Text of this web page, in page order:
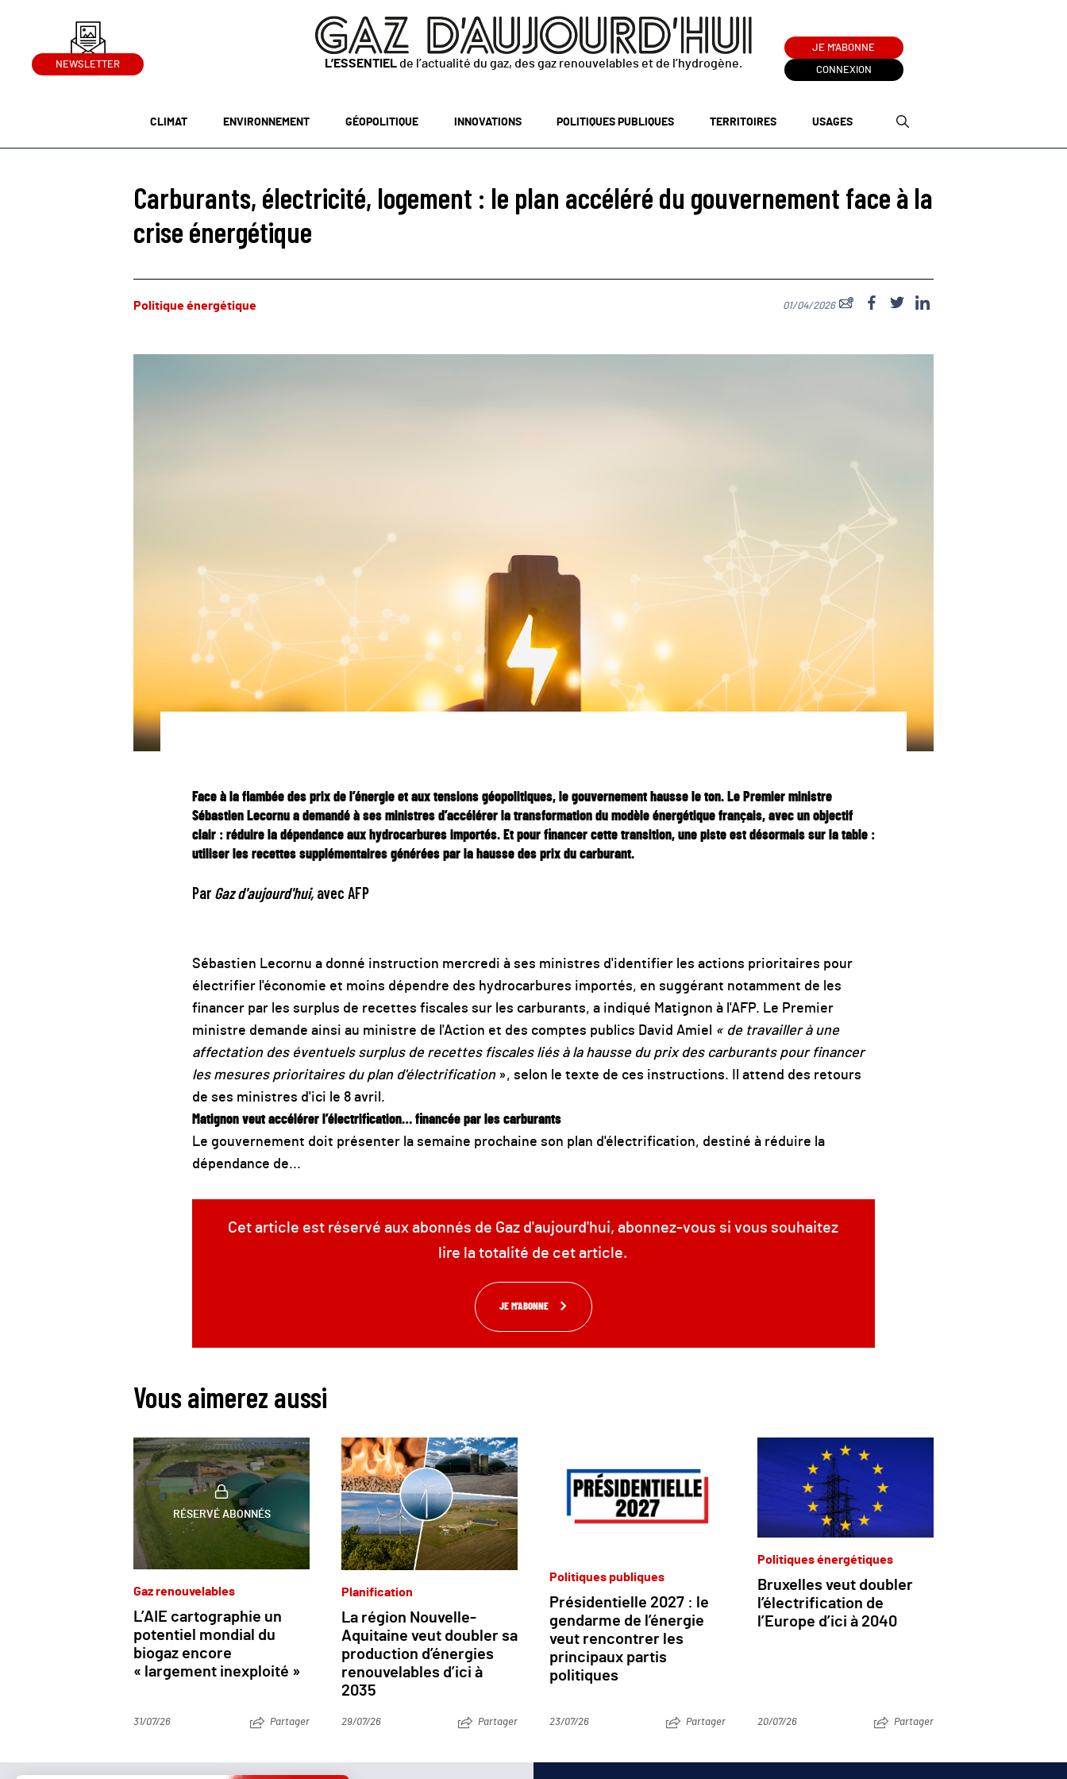
NEWSLETTER L’ESSENTIEL de l’actualité du gaz, des gaz renouvelables et de l’hydrogène.
JE M'ABONNE
CONNEXION
CLIMAT ENVIRONNEMENT GÉOPOLITIQUE INNOVATIONS POLITIQUES PUBLIQUES TERRITOIRES USAGES
Carburants, électricité, logement : le plan accéléré du gouvernement face à la
crise énergétique
Politique énergétique 01/04/2026
Face à la flambée des prix de l’énergie et aux tensions géopolitiques, le gouvernement hausse le ton. Le Premier ministre
Sébastien Lecornu a demandé à ses ministres d’accélérer la transformation du modèle énergétique français, avec un objectif
clair : réduire la dépendance aux hydrocarbures importés. Et pour financer cette transition, une piste est désormais sur la table :
utiliser les recettes supplémentaires générées par la hausse des prix du carburant.
Par Gaz d'aujourd'hui,avec AFP
Sébastien Lecornu a donné instruction mercredi à ses ministres d'identifier les actions prioritaires pour
électrifier l'économie et moins dépendre des hydrocarbures importés, en suggérant notamment de les
financer par les surplus de recettes fiscales sur les carburants, a indiqué Matignon à l'AFP. Le Premier
ministre demande ainsi au ministre de l'Action et des comptes publics David Amiel
« de travailler à une
affectation des éventuels surplus de recettes fiscales liés à la hausse du prix des carburants pour financer
les mesures prioritaires du plan d'électrification», selon le texte de ces instructions. Il attend des retours
de ses ministres d'ici le 8 avril.
Matignon veut accélérer l’électrification… financée par les carburants
Le gouvernement doit présenter la semaine prochaine son plan d'électrification, destiné à réduire la
dépendance de...
Cet article est réservé aux abonnés de Gaz d'aujourd'hui, abonnez-vous si vous souhaitez
lire la totalité de cet article.
JE M'ABONNE
Vous aimerez aussi
RÉSERVÉ ABONNÉS
Gaz renouvelables
L’AIE cartographie un
potentiel mondial du
biogaz encore
« largement inexploité »
31/07/26 Partager
Planification
La région Nouvelle-
Aquitaine veut doubler sa
production d’énergies
renouvelables d’ici à
2035
29/07/26 Partager
Politiques publiques
Présidentielle 2027 : le
gendarme de l’énergie
veut rencontrer les
principaux partis
politiques
23/07/26 Partager
Politiques énergétiques
Bruxelles veut doubler
l’électrification de
l’Europe d’ici à 2040
20/07/26 Partager